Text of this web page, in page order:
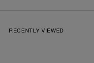
RECENTLY VIEWED